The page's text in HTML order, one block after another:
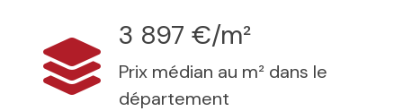
3 897 €/m²
Prix médian au m² dans le
département